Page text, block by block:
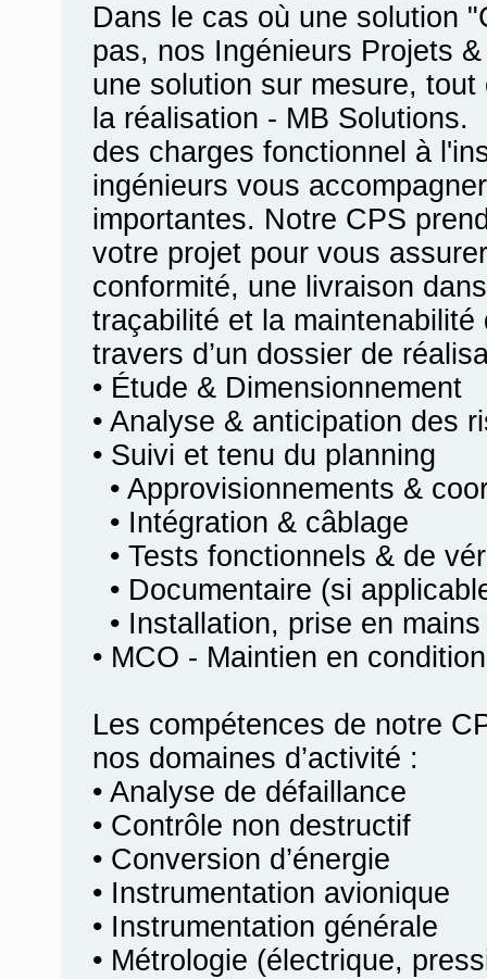
Dans le cas où une solution
pas, nos Ingénieurs Projets
une solution sur mesure,
la réalisation - MB
des charges fonctionnel à
ingénieurs vous
importantes. Notre CPS
votre projet pour vous
conformité, une livraison
traçabilité et la
travers d’un dossier de
• Étude & Dimensionnement
• Analyse & anticipation des
• Suivi et tenu du planning
• Approvisionnements &
• Intégration & câblage
• Tests fonctionnels & de
• Documentaire (si
• Installation, prise en
• MCO - Maintien en
Les compétences de notre
nos domaines d’activité :
• Analyse de défaillance
• Contrôle non destructif
• Conversion d’énergie
• Instrumentation avionique
• Instrumentation générale
• Métrologie (électrique,